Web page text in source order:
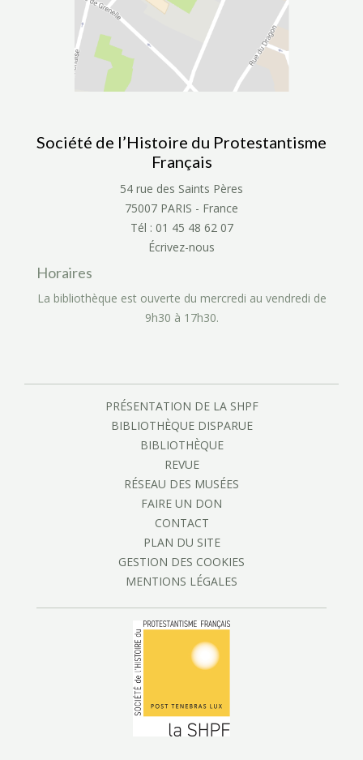
Société de l’Histoire du Protestantisme
Français
54 rue des Saints Pères
75007 PARIS - France
Tél : 01 45 48 62 07
Écrivez-nous
Horaires
La bibliothèque est ouverte du mercredi au vendredi de
9h30 à 17h30.
PRÉSENTATION DE LA SHPF
BIBLIOTHÈQUE DISPARUE
BIBLIOTHÈQUE
REVUE
RÉSEAU DES MUSÉES
FAIRE UN DON
CONTACT
PLAN DU SITE
GESTION DES COOKIES
MENTIONS LÉGALES